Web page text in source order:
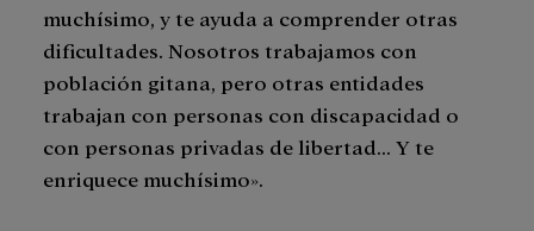
muchísimo, y te ayuda a comprender otras
dificultades. Nosotros trabajamos con
población gitana, pero otras entidades
trabajan con personas con discapacidad o
con personas privadas de libertad… Y te
enriquece muchísimo».